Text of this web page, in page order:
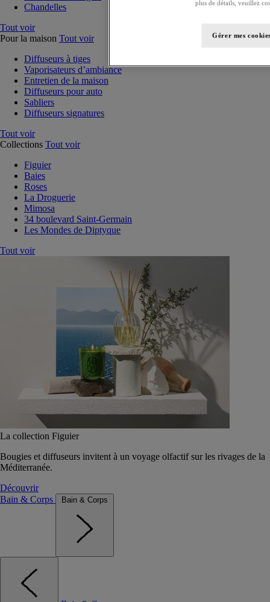
Chandelles
Tout voir
Pour la maison Tout voir
Diffuseurs à tiges
Vaporisateurs d’ambiance
Entretien de la maison
Diffuseurs pour auto
Sabliers
Diffuseurs signatures
Tout voir
Collections Tout voir
Figuier
Baies
Roses
La Droguerie
Mimosa
34 boulevard Saint-Germain
Les Mondes de Diptyque
Tout voir
La collection Figuier
Bougies et diffuseurs invitent à un voyage olfactif sur les rivages de la
Méditerranée.
Découvrir
Bain & Corps
Bain & Corps
plus de détails, veuillez
Gérer mes